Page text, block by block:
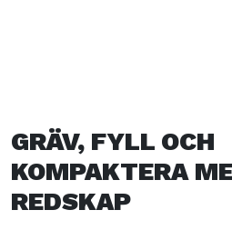
GRÄV, FYLL OCH
KOMPAKTERA
REDSKAP